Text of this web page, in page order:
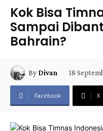
Kok Bisa
Sampai
Bahrain?
By Divan 18
Facebook X